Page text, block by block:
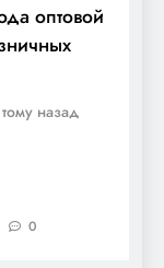
оптовой
назад
0